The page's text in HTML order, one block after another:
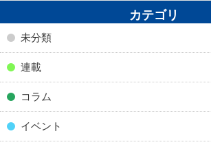
カテゴリ
未分類
連載
コラム
イベント